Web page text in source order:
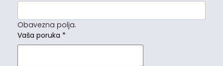
Obavezna polja.
Vaša poruka *